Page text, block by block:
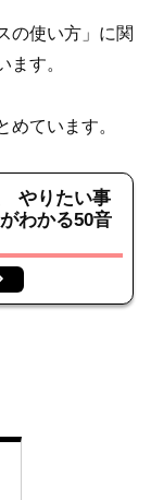
の使い方」に関
ます。
めています。
やりたい事
わかる50音